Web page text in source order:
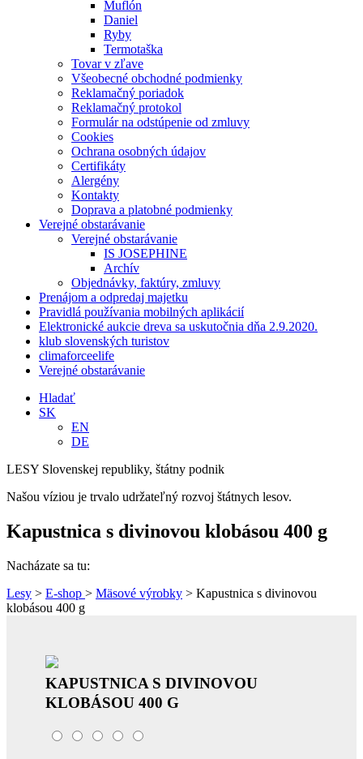
Muflón
Daniel
Ryby
Termotaška
Tovar v zľave
Všeobecné obchodné podmienky
Reklamačný poriadok
Reklamačný protokol
Formulár na odstúpenie od zmluvy
Cookies
Ochrana osobných údajov
Certifikáty
Alergény
Kontakty
Doprava a platobné podmienky
Verejné obstarávanie
Verejné obstarávanie
IS JOSEPHINE
Archív
Objednávky, faktúry, zmluvy
Prenájom a odpredaj majetku
Pravidlá používania mobilných aplikácií
Elektronické aukcie dreva sa uskutočnia dňa 2.9.2020.
klub slovenských turistov
climaforceelife
Verejné obstarávanie
Hladať
SK
EN
DE
LESY Slovenskej republiky, štátny podnik
Našou víziou je trvalo udržateľný rozvoj štátnych lesov.
Kapustnica s divinovou klobásou 400 g
Nacházate sa tu:
Lesy > E-shop > Mäsové výrobky > Kapustnica s divinovou
klobásou 400 g
KAPUSTNICA S DIVINOVOU
KLOBÁSOU 400 G